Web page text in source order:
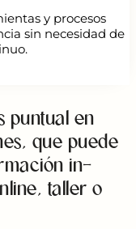
y procesos
sin necesidad de
puntual en
que puede
in-
taller o